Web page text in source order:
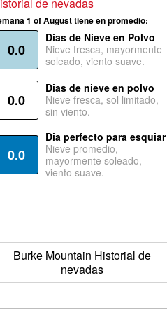
1 of August tiene en promedio:
0.0
Dias de Nieve en Polvo
Nieve fresca, mayormente
soleado, viento suave.
0.0
Dias de nieve en polvo
Nieve fresca, sol limitado,
sin viento.
0.0
Dia perfecto para esquiar
Nieve promedio,
mayormente soleado,
viento suave.
Burke Mountain Historial de
nevadas